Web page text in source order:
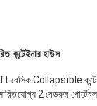
কন্টেইনার হাউস
বেসিক Collapsible
2 বেডরুম পোর্টেবল